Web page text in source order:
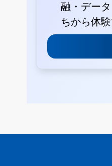
融・デー
ちから体験